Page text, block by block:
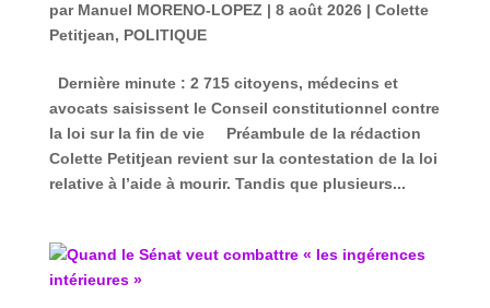
par Manuel MORENO-LOPEZ| 8 août 2026| Colette
Petitjean, POLITIQUE
Dernière minute : 2 715 citoyens, médecins et
avocats saisissent le Conseil constitutionnel contre
la loi sur la fin de vie Préambule de la rédaction
Colette Petitjean revient sur la contestation de la loi
relative à l’aide à mourir. Tandis que plusieurs...